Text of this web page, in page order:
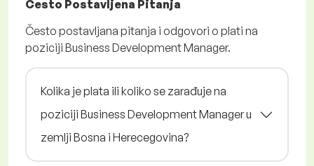
Često Postavljena Pitanja
Često postavljana pitanja i odgovori o plati na
poziciji Business Development Manager.
Kolika je plata ili koliko se zarađuje na
poziciji Business Development Manager u
zemlji Bosna i Herecegovina?